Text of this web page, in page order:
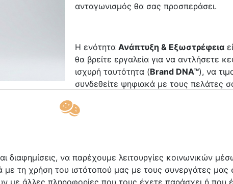
ανταγωνισμός θα σας προσπεράσει.
Η ενότητα Ανάπτυξη & Εξωστρέφεια
θα βρείτε εργαλεία για να αντλήσετε
ισχυρή ταυτότητα (Brand DNA™), να
συνδεθείτε ψηφιακά με τους πελάτες
του YouTube για τους οδηγούς μας
διαφημίσεις, να παρέχουμε λειτουργίες κοινωνικών
τη χρήση του ιστότοπού μας με τους συνεργάτες μας
με άλλες πληροφορίες που τους έχετε παράσχει ή